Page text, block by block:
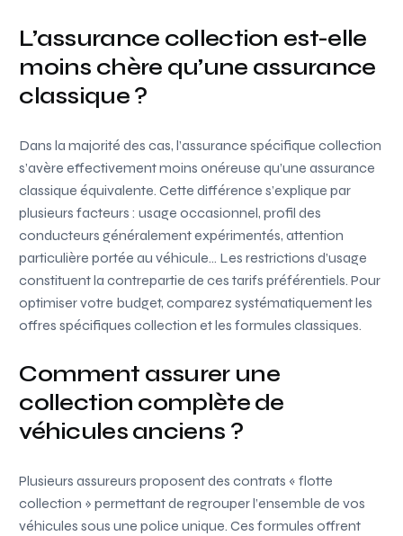
L’assurance collection est-elle
moins chère qu’une assurance
classique ?
Dans la majorité des cas, l’assurance spécifique collection
s’avère effectivement moins onéreuse qu’une assurance
classique équivalente. Cette différence s’explique par
plusieurs facteurs : usage occasionnel, profil des
conducteurs généralement expérimentés, attention
particulière portée au véhicule… Les restrictions d’usage
constituent la contrepartie de ces tarifs préférentiels. Pour
optimiser votre budget, comparez systématiquement les
offres spécifiques collection et les formules classiques.
Comment assurer une
collection complète de
véhicules anciens ?
Plusieurs assureurs proposent des contrats « flotte
collection » permettant de regrouper l’ensemble de vos
véhicules sous une police unique. Ces formules offrent